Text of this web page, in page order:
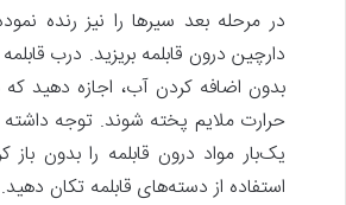
در مرحله بعد سیرها را نیز رنده
دارچین درون قابلمه بریزید. درب
بدون اضافه کردن آب، اجازه دهید که
حرارت ملایم پخته شوند. توجه
یک‌بار مواد درون قابلمه را بدون
استفاده از دسته‌های قابلمه تکان دهید.